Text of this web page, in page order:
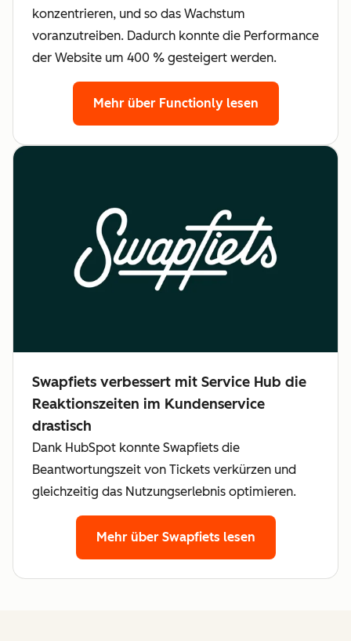
konzentrieren, und so das Wachstum
voranzutreiben. Dadurch konnte die Performance
der Website um 400 % gesteigert werden.
Mehr über Functionly lesen
Swapfiets verbessert mit Service Hub die
Reaktionszeiten im Kundenservice
drastisch
Dank HubSpot konnte Swapfiets die
Beantwortungszeit von Tickets verkürzen und
gleichzeitig das Nutzungserlebnis optimieren.
Mehr über Swapfiets lesen